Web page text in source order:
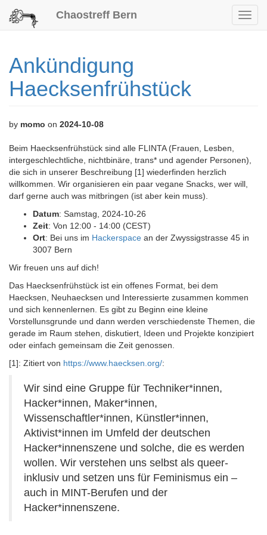
Chaostreff Bern
Ankündigung
Haecksenfrühstück
by momo on 2024-10-08
Beim Haecksenfrühstück sind alle FLINTA (Frauen, Lesben,
intergeschlechtliche, nichtbinäre, trans* und agender Personen),
die sich in unserer Beschreibung [1] wiederfinden herzlich
willkommen. Wir organisieren ein paar vegane Snacks, wer will,
darf gerne auch was mitbringen (ist aber kein muss).
Datum: Samstag, 2024-10-26
Zeit: Von 12:00 - 14:00 (CEST)
Ort: Bei uns im Hackerspace an der Zwyssigstrasse 45 in
3007 Bern
Wir freuen uns auf dich!
Das Haecksenfrühstück ist ein offenes Format, bei dem
Haecksen, Neuhaecksen und Interessierte zusammen kommen
und sich kennenlernen. Es gibt zu Beginn eine kleine
Vorstellunsgrunde und dann werden verschiedenste Themen, die
gerade im Raum stehen, diskutiert, Ideen und Projekte konzipiert
oder einfach gemeinsam die Zeit genossen.
[1]: Zitiert von https://www.haecksen.org/:
Wir sind eine Gruppe für Techniker*innen,
Hacker*innen, Maker*innen,
Wissenschaftler*innen, Künstler*innen,
Aktivist*innen im Umfeld der deutschen
Hacker*innenszene und solche, die es werden
wollen. Wir verstehen uns selbst als queer-
inklusiv und setzen uns für Feminismus ein –
auch in MINT-Berufen und der
Hacker*innenszene.